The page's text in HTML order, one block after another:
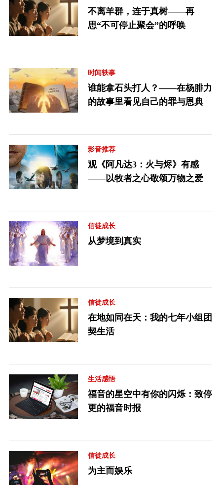
不离羊群，连于真树——再
思“不可停止聚会”的呼唤
时闻轶事
谁能拿石头打人？——在杨腓力
的故事里看见自己的罪与恩典
影音推荐
观《阿凡达3：火与烬》有感
——以牧者之心敬颂万物之爱
信徒成长
从梦境到真实
信徒成长
在地如同在天：我的七年小组团
契生活
生活感悟
福音的星空中有你的闪烁：致停
更的福音时报
信徒成长
为主而娱乐